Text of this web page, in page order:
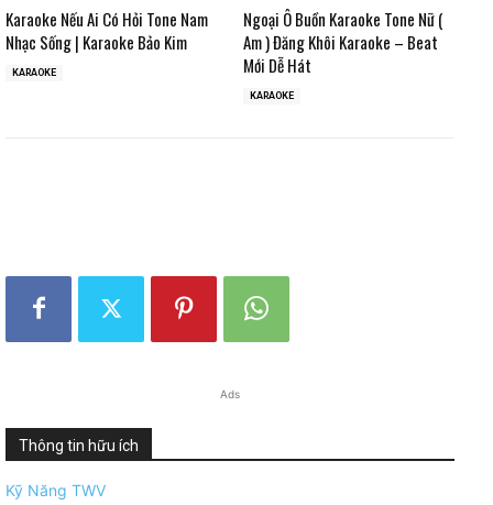
Karaoke Nếu Ai Có Hỏi Tone Nam
Nhạc Sống | Karaoke Bảo Kim
KARAOKE
Ngoại Ô Buồn Karaoke Tone Nữ (
Am ) Đăng Khôi Karaoke – Beat
Mới Dễ Hát
KARAOKE
Ads
Thông tin hữu ích
Kỹ Năng TWV